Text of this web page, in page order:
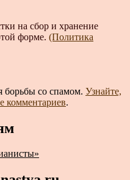
на сбор и хранение
форме. (Политика
борьбы со спамом. Узнайте,
комментариев.